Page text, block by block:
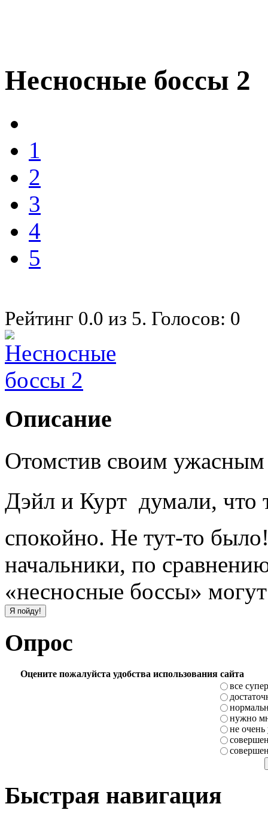
Несносные боссы 2
1
2
3
4
5
Рейтинг 0.0 из 5. Голосов: 0
Описание
Отомстив своим ужасным
Дэйл и Курт  думали, что
спокойно. Не тут-то
начальники, по
«несносные боссы»
Опрос
Оцените пожалуйста удобства использования сайта
все супер
нужно
не очень
Быстрая навигация